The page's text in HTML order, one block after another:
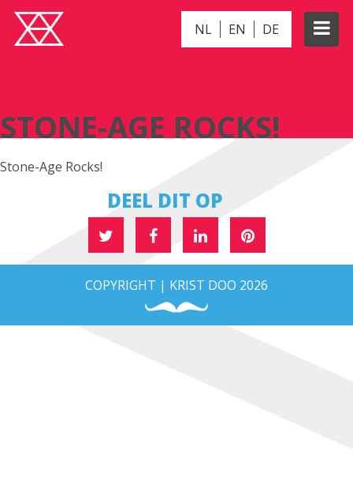
NL EN DE
STONE-AGE ROCKS!
Stone-Age Rocks!
DEEL DIT OP
COPYRIGHT | KRIST DOO 2026